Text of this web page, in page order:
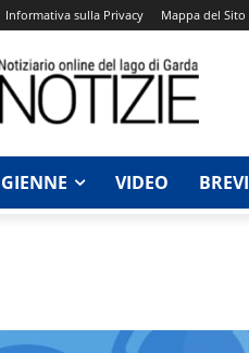
Informativa sulla Privacy Mappa del Sito
GIENNE VIDEO BREVI